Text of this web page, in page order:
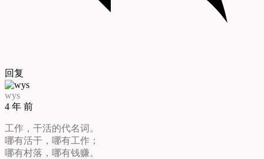
回复
wys
4 年 前
工作，干活的代名词。
哪有活干，哪有工作；
哪有村落，哪有钱赚。